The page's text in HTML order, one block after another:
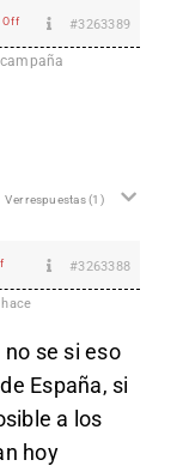
Off #3263389
Ver respuestas(1)
#3263388
no se si eso
España, si
a los
hoy